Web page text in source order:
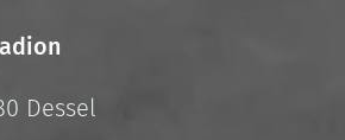
Dessel